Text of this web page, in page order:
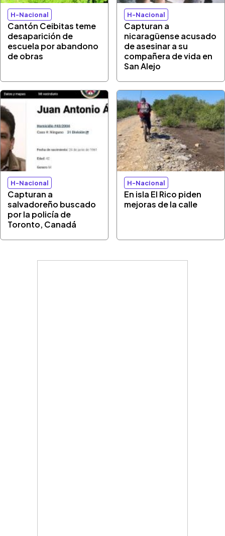
H-Nacional
Cantón Ceibitas teme
desaparición de
escuela por abandono
de obras
H-Nacional
Capturan a
nicaragüense acusado
de asesinar a su
compañera de vida en
San Alejo
H-Nacional
Capturan a
salvadoreño buscado
por la policía de
Toronto, Canadá
H-Nacional
En isla El Rico piden
mejoras de la calle